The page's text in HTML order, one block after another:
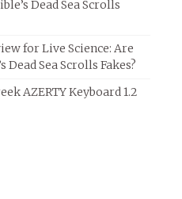
Dead Sea Scrolls
for Live Science: Are
Sea Scrolls Fakes?
AZERTY Keyboard 1.2